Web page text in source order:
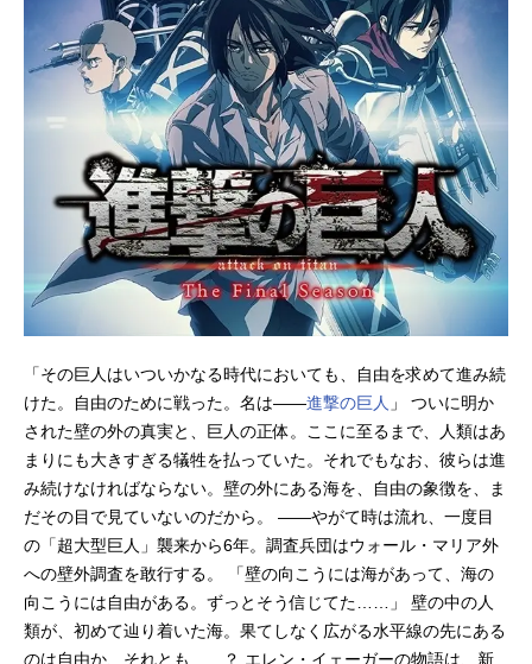
「その巨人はいついかなる時代においても、自由を求めて進み続
けた。自由のために戦った。名は――進撃の巨人 」 ついに明か
された壁の外の真実と、巨人の正体。ここに至るまで、人類はあ
まりにも大きすぎる犠牲を払っていた。それでもなお、彼らは進
み続けなければならない。壁の外にある海を、自由の象徴を、ま
だその目で見ていないのだから。 ――やがて時は流れ、一度目
の「超大型巨人」襲来から6年。調査兵団はウォール・マリア外
への壁外調査を敢行する。 「壁の向こうには海があって、海の
向こうには自由がある。ずっとそう信じてた……」 壁の中の人
類が、初めて辿り着いた海。果てしなく広がる水平線の先にある
のは自由か、それとも……？ エレン・イェーガーの物語は、新